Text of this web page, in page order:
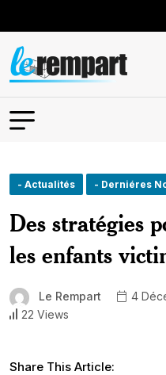
- Actualités - Derniéres
Des stratégies
les enfants
Le Rempart 4
22 Views
Share This Article: